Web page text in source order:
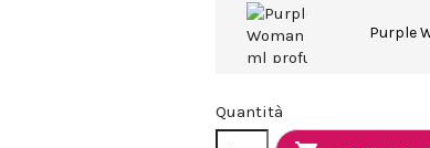
Purple
Quantità